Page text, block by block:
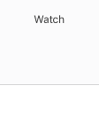
Watch